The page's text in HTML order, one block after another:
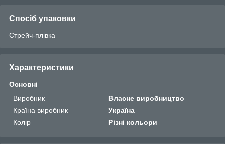
Спосіб упаковки
Стрейч-плівка
Характеристики
Основні
Виробник
Власне виробництво
Країна виробник
Україна
Колір
Різні кольори